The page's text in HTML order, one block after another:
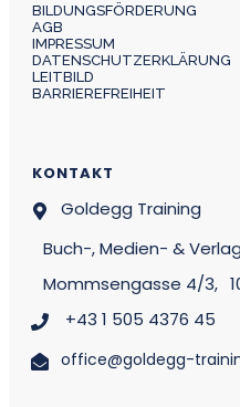
BILDUNGSFÖRDERUNG
AGB
IMPRESSUM
DATENSCHUTZERKLÄRUNG
LEITBILD
BARRIEREFREIHEIT
KONTAKT
Goldegg Training
Buch-, Medien- &
Mommsengasse 4/3,
+43 1 505 4376 45
office@goldegg-